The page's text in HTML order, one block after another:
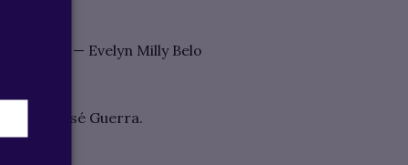
— Evelyn Milly Belo
Prof. José Guerra.